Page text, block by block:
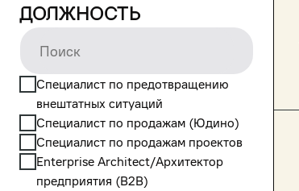
Должность
Cпециалист по предотвращению
внештатных ситуаций
Cпециалист по продажам (Юдино)
Cпециалист по продажам проектов
Enterprise Architect/Архитектор
предприятия (В2В)